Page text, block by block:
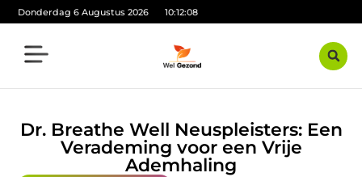
Donderdag 6 Augustus 2026 10:12:09
Dr. Breathe Well Neuspleisters: Een
Verademing voor een Vrije
Ademhaling